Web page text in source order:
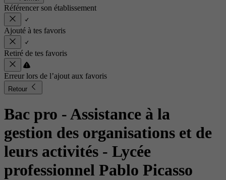
Référencer son établissement
Ajouté à tes favoris
Retiré de tes favoris
Erreur lors de l’ajout aux favoris
Retour
Bac pro - Assistance à la
gestion des organisations et de
leurs activités - Lycée
professionnel Pablo Picasso